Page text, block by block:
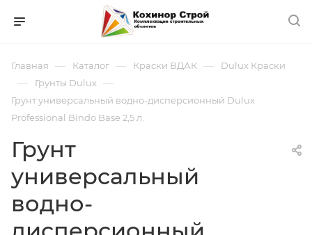
Главная — Каталог — Краски ВДАК — Dulux Краски
— Грунты Dulux —
Грунт универсальный водно-дисперсионный Dulux
Professional Bindo Base 2,5 л.
Грунт
универсальный
водно-